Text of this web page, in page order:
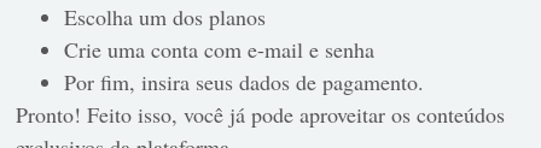
Escolha um dos planos
Crie uma conta com e-mail e senha
Por fim, insira seus dados de pagamento.
Pronto! Feito isso, você já pode aproveitar os conteúdos